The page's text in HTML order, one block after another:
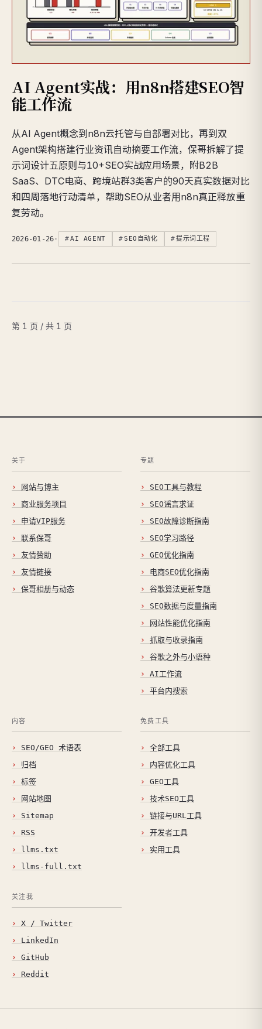
AI Agent实战：用n8n搭建SEO智
能工作流
从AI Agent概念到n8n云托管与自部署对比，再到双
Agent架构搭建行业资讯自动摘要工作流，保哥拆解了提
示词设计五原则与10+SEO实战应用场景，附B2B
SaaS、DTC电商、跨境站群3类客户的90天真实数据对比
和四周落地行动清单，帮助SEO从业者用n8n真正释放重
复劳动。
2026-01-26 · AI AGENT SEO自动化 提示词工程
第 1 页 / 共 1 页
关于
网站与博主
商业服务项目
申请VIP服务
联系保哥
友情赞助
友情链接
保哥相册与动态
专题
SEO工具与教程
SEO谣言求证
SEO故障诊断指南
SEO学习路径
GEO优化指南
电商SEO优化指南
谷歌算法更新专题
SEO数据与度量指南
网站性能优化指南
抓取与收录指南
谷歌之外与小语种
AI工作流
平台内搜索
内容
SEO/GEO 术语表
归档
标签
网站地图
Sitemap
RSS
llms.txt
llms-full.txt
免费工具
全部工具
内容优化工具
GEO工具
技术SEO工具
链接与URL工具
开发者工具
实用工具
关注我
X / Twitter
LinkedIn
GitHub
Reddit